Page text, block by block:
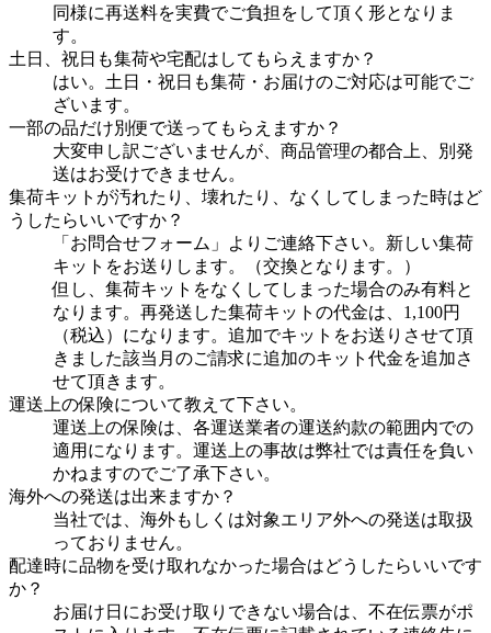
同様に再送料を実費でご負担をして頂く形となりま
す。
土日、祝日も集荷や宅配はしてもらえますか？
はい。土日・祝日も集荷・お届けのご対応は可能でご
ざいます。
一部の品だけ別便で送ってもらえますか？
大変申し訳ございませんが、商品管理の都合上、別発
送はお受けできません。
集荷キットが汚れたり、壊れたり、なくしてしまった時はど
うしたらいいですか？
「お問合せフォーム」よりご連絡下さい。新しい集荷
キットをお送りします。（交換となります。）
但し、集荷キットをなくしてしまった場合のみ有料と
なります。再発送した集荷キットの代金は、1,100円
（税込）になります。追加でキットをお送りさせて頂
きました該当月のご請求に追加のキット代金を追加さ
せて頂きます。
運送上の保険について教えて下さい。
運送上の保険は、各運送業者の運送約款の範囲内での
適用になります。運送上の事故は弊社では責任を負い
かねますのでご了承下さい。
海外への発送は出来ますか？
当社では、海外もしくは対象エリア外への発送は取扱
っておりません。
配達時に品物を受け取れなかった場合はどうしたらいいです
か？
お届け日にお受け取りできない場合は、不在伝票がポ